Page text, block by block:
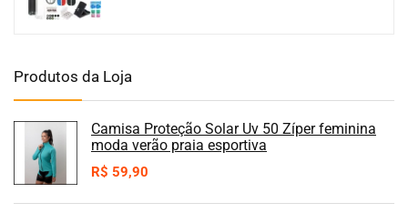
Produtos da Loja
Camisa Proteção Solar Uv 50 Zíper feminina
moda verão praia esportiva
R$ 59,90